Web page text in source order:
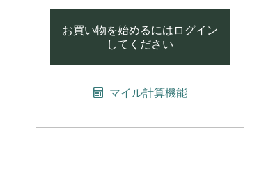
お買い物を始めるにはログイン
してください
マイル計算機能